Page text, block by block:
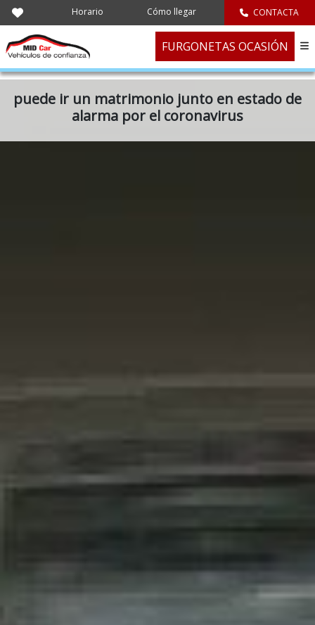
Horario Cómo llegar CONTACTA
FURGONETAS OCASIÓN
puede ir un matrimonio junto en estado de
alarma por el coronavirus